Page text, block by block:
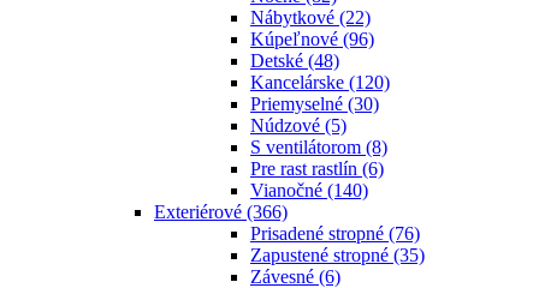
Nábytkové (22)
Kúpeľnové (96)
Detské (48)
Kancelárske (120)
Priemyselné (30)
Núdzové (5)
S ventilátorom (8)
Pre rast rastlín (6)
Vianočné (140)
Exteriérové (366)
Prisadené stropné (76)
Zapustené stropné (35)
Závesné (6)